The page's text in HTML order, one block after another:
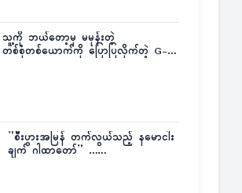
သူ့ကို ဘယ်တော့မှ မမုန်းတဲ့
တစ်စုံတစ်ယောက်ကို ပြောပြလိုက်တဲ့ G-
”စီးပွားအမြန် တက်လွယ်သည့် နမောငါး
ချက် ဂါထာတော်” ……